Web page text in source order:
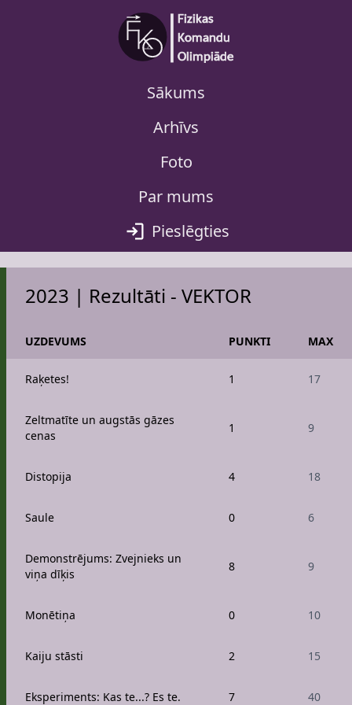
Sākums
Arhīvs
Foto
Par mums
Pieslēgties
2023 | Rezultāti - VEKTOR
UZDEVUMS PUNKTI MAX
Raķetes! 1 17
Zeltmatīte un augstās gāzes
cenas
1 9
Distopija 4 18
Saule 0 6
Demonstrējums: Zvejnieks un
viņa dīķis
8 9
Monētiņa 0 10
Kaiju stāsti 2 15
Eksperiments: Kas te...? Es te. 7 40